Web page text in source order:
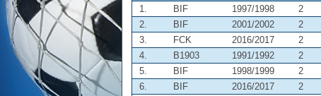
1. BIF 1997/1998 2
2.
BIF 2001/2002 2
3.
FCK 2016/2017 2
4.
B1903 1991/1992 2
5.
BIF 1998/1999 2
6.
BIF 2016/2017 2